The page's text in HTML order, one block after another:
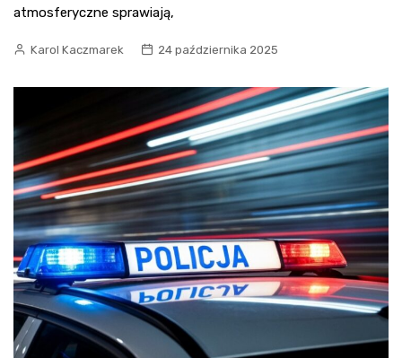
atmosferyczne sprawiają,
Karol Kaczmarek 24 października 2025